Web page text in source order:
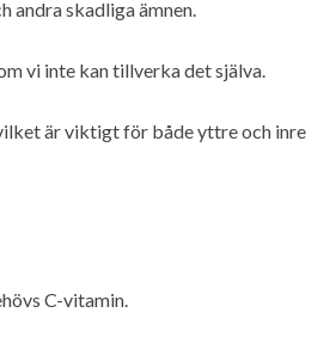
andra skadliga ämnen.
vi inte kan tillverka det själva.
är viktigt för både yttre och inre
C-vitamin.